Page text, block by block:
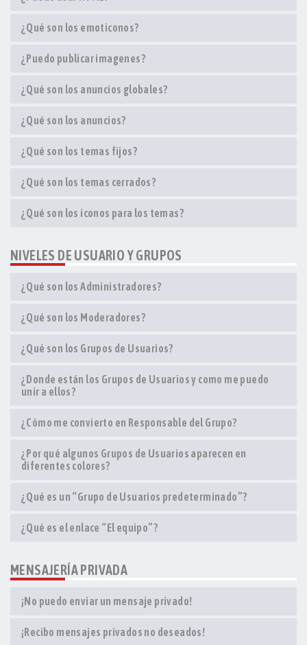
¿Qué son los emoticonos?
¿Puedo publicar imagenes?
¿Qué son los anuncios globales?
¿Qué son los anuncios?
¿Qué son los temas fijos?
¿Qué son los temas cerrados?
¿Qué son los iconos para los temas?
NIVELES DE USUARIO Y GRUPOS
¿Qué son los Administradores?
¿Qué son los Moderadores?
¿Qué son los Grupos de Usuarios?
¿Donde están los Grupos de Usuarios y como me puedo
unir a ellos?
¿Cómo me convierto en Responsable del Grupo?
¿Por qué algunos Grupos de Usuarios aparecen en
diferentes colores?
¿Qué es un “Grupo de Usuarios predeterminado”?
¿Qué es el enlace “El equipo”?
MENSAJERÍA PRIVADA
¡No puedo enviar un mensaje privado!
¡Recibo mensajes privados no deseados!